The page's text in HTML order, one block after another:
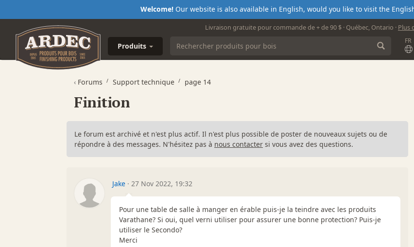
Welcome!Our website is also available in English, would you like to visit the
Livraison gratuite pour commande de + de 90 $ · Québec, Ontario · Plus
Produits
FR
‹ Forums Support technique page 14
Finition
Le forum est archivé et n'est plus actif. Il n'est plus possible de poster de nouveaux sujets ou de
répondre à des messages. N'hésitez pas à nous contacter si vous avez des questions.
Jake · 27 Nov 2022, 19:32
Pour une table de salle à manger en érable puis-je la teindre avec les produits
Varathane? Si oui, quel verni utiliser pour assurer une bonne protection? Puis-je
utiliser le Secondo?
Merci